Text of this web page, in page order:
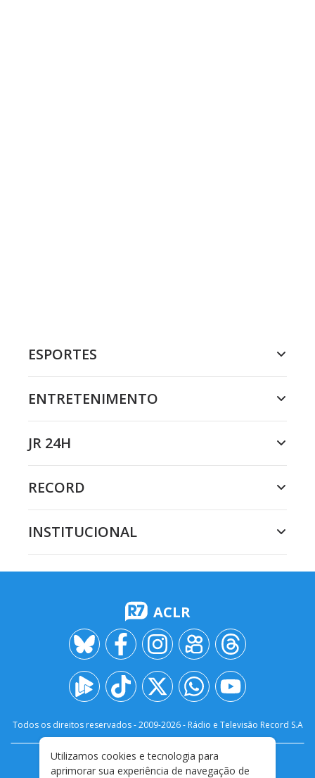
ESPORTES
ENTRETENIMENTO
JR 24H
RECORD
INSTITUCIONAL
ACLR
Todos os direitos reservados - 2009-2026- Rádio e Televisão Record S.A
FALE CONOSCO
PRIVACIDADE
Utilizamos cookies e tecnologia para
aprimorar sua experiência de navegação de